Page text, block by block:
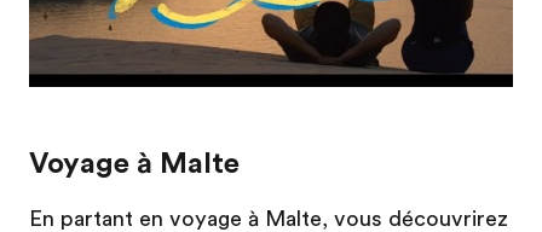
Voyage à Malte
En partant en voyage à Malte, vous découvrirez